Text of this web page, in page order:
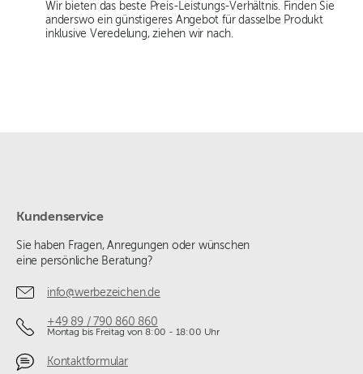
Wir bieten das beste Preis-Leistungs-Verhältnis. Finden Sie
anderswo ein günstigeres Angebot für dasselbe Produkt
inklusive Veredelung, ziehen wir nach.
Kundenservice
Sie haben Fragen, Anregungen oder wünschen
eine persönliche Beratung?
info@werbezeichen.de
+49 89 / 790 860 860
Montag bis Freitag von 8:00 - 18:00 Uhr
Kontaktformular